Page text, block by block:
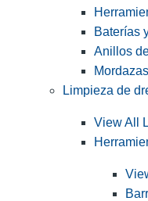
Baterías
Anillos
Limpieza de
View All